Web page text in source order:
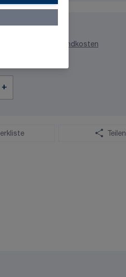
Versandkosten
+
Teilen